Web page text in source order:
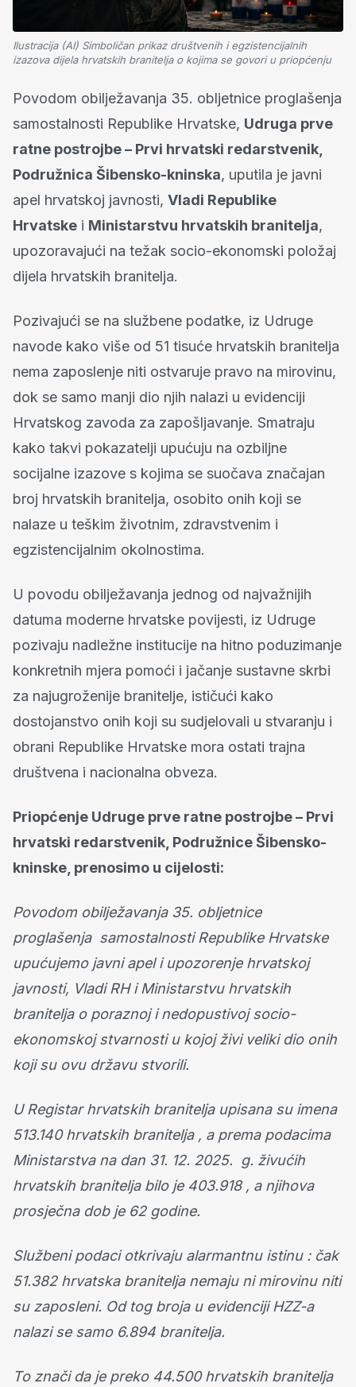
Ilustracija (AI) Simboličan prikaz društvenih i egzistencijalnih
izazova dijela hrvatskih branitelja o kojima se govori u priopćenju
Povodom obilježavanja 35. obljetnice proglašenja
samostalnosti Republike Hrvatske, Udruga prve
ratne postrojbe – Prvi hrvatski redarstvenik,
Podružnica Šibensko-kninska, uputila je javni
apel hrvatskoj javnosti, Vladi Republike
Hrvatske i Ministarstvu hrvatskih branitelja,
upozoravajući na težak socio-ekonomski položaj
dijela hrvatskih branitelja.
Pozivajući se na službene podatke, iz Udruge
navode kako više od 51 tisuće hrvatskih branitelja
nema zaposlenje niti ostvaruje pravo na mirovinu,
dok se samo manji dio njih nalazi u evidenciji
Hrvatskog zavoda za zapošljavanje. Smatraju
kako takvi pokazatelji upućuju na ozbiljne
socijalne izazove s kojima se suočava značajan
broj hrvatskih branitelja, osobito onih koji se
nalaze u teškim životnim, zdravstvenim i
egzistencijalnim okolnostima.
U povodu obilježavanja jednog od najvažnijih
datuma moderne hrvatske povijesti, iz Udruge
pozivaju nadležne institucije na hitno poduzimanje
konkretnih mjera pomoći i jačanje sustavne skrbi
za najugroženije branitelje, ističući kako
dostojanstvo onih koji su sudjelovali u stvaranju i
obrani Republike Hrvatske mora ostati trajna
društvena i nacionalna obveza.
Priopćenje Udruge prve ratne postrojbe – Prvi
hrvatski redarstvenik, Podružnice Šibensko-
kninske, prenosimo u cijelosti:
Povodom obilježavanja 35. obljetnice
proglašenja samostalnosti Republike Hrvatske
upućujemo javni apel i upozorenje hrvatskoj
javnosti, Vladi RH i Ministarstvu hrvatskih
branitelja o poraznoj i nedopustivoj socio-
ekonomskoj stvarnosti u kojoj živi veliki dio onih
koji su ovu državu stvorili.
U Registar hrvatskih branitelja upisana su imena
513.140 hrvatskih branitelja , a prema podacima
Ministarstva na dan 31. 12. 2025. g. živućih
hrvatskih branitelja bilo je 403.918 , a njihova
prosječna dob je 62 godine.
Službeni podaci otkrivaju alarmantnu istinu : čak
51.382 hrvatska branitelja nemaju ni mirovinu niti
su zaposleni. Od tog broja u evidenciji HZZ-a
nalazi se samo 6.894 branitelja.
To znači da je preko 44.500 hrvatskih branitelja